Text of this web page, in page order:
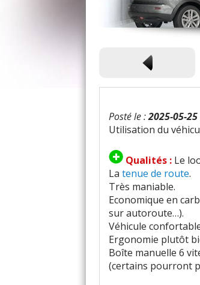
Posté le :2025-05-
Utilisation du
Qualités : Le
La tenue de route.
Très maniable.
Economique en
sur autoroute…).
Véhicule
Ergonomie plutôt
Boîte manuelle 6
(certains pourront